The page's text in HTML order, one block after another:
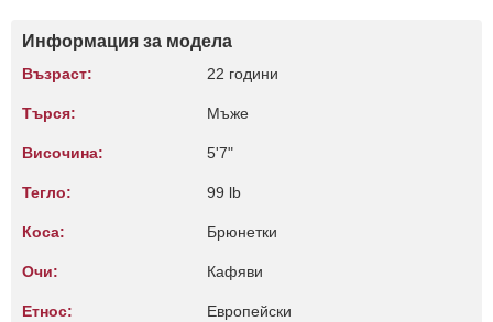
Информация за модела
Възраст: 22 години
Търся: Мъже
Височина: 5'7"
Тегло: 99 lb
Коса: Брюнетки
Очи: Кафяви
Етнос: Европейски